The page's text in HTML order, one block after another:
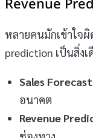
Revenue
หลายคนมักเข้าใจผิ
prediction เป็นสิ่ง
Sales
อนาคต
Revenue